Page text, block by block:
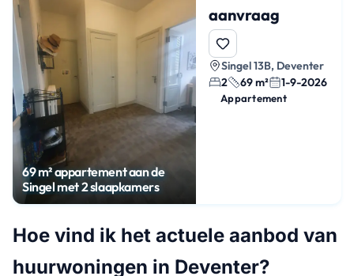
69 m² appartement aan de
Singel met 2 slaapkamers
aanvraag
Singel 13B, Deventer
2
69 m² 1-9-2026
Appartement
Hoe vind ik het actuele aanbod van
huurwoningen in Deventer?